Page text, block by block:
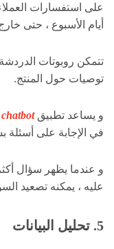
على استفسارات
أيام الأسبوع ، حتى
تتمكن روبوتات
توصيات حول المنتج.
و يساعد تطبيقchatbot
في الإجابة على أسئلة
و عندما يظهر سؤال
عليه ، يمكنه تصعيد
5. تحليل البيانات